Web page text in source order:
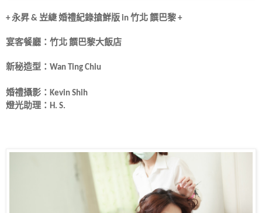
+ 永昇 & 岦緁 婚禮紀錄搶鮮版 in 竹北 饌巴黎 +
宴客餐廳：竹北 饌巴黎大飯店
新秘造型： Wan Ting Chiu
婚禮攝影：Kevin Shih
燈光助理：H. S.